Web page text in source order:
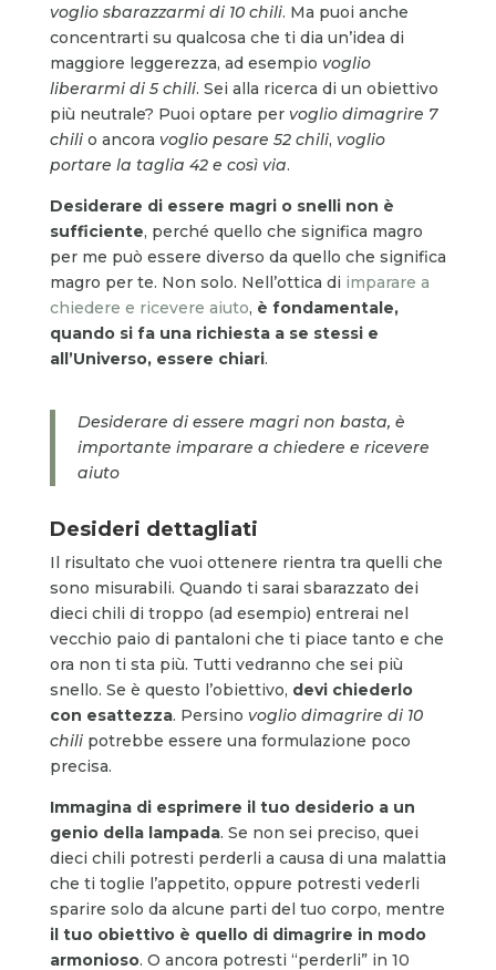
voglio sbarazzarmi di 10 chili. Ma puoi anche
concentrarti su qualcosa che ti dia un’idea di
maggiore leggerezza, ad esempio voglio
liberarmi di 5 chili. Sei alla ricerca di un obiettivo
più neutrale? Puoi optare per voglio dimagrire 7
chilio ancora voglio pesare 52 chili, voglio
portare la taglia 42 e così via.
Desiderare di essere magri o snelli non è
sufficiente, perché quello che significa magro
per me può essere diverso da quello che significa
magro per te. Non solo. Nell’ottica di imparare a
chiedere e ricevere aiuto, è fondamentale,
quando si fa una richiesta a se stessi e
all’Universo, essere chiari.
Desiderare di essere magri non basta, è
importante imparare a chiedere e ricevere
aiuto
Desideri dettagliati
Il risultato che vuoi ottenere rientra tra quelli che
sono misurabili. Quando ti sarai sbarazzato dei
dieci chili di troppo (ad esempio) entrerai nel
vecchio paio di pantaloni che ti piace tanto e che
ora non ti sta più. Tutti vedranno che sei più
snello. Se è questo l’obiettivo, devi chiederlo
con esattezza. Persino voglio dimagrire di 10
chilipotrebbe essere una formulazione poco
precisa.
Immagina di esprimere il tuo desiderio a un
genio della lampada. Se non sei preciso, quei
dieci chili potresti perderli a causa di una malattia
che ti toglie l’appetito, oppure potresti vederli
sparire solo da alcune parti del tuo corpo, mentre
il tuo obiettivo è quello di dimagrire in modo
armonioso. O ancora potresti “perderli” in 10